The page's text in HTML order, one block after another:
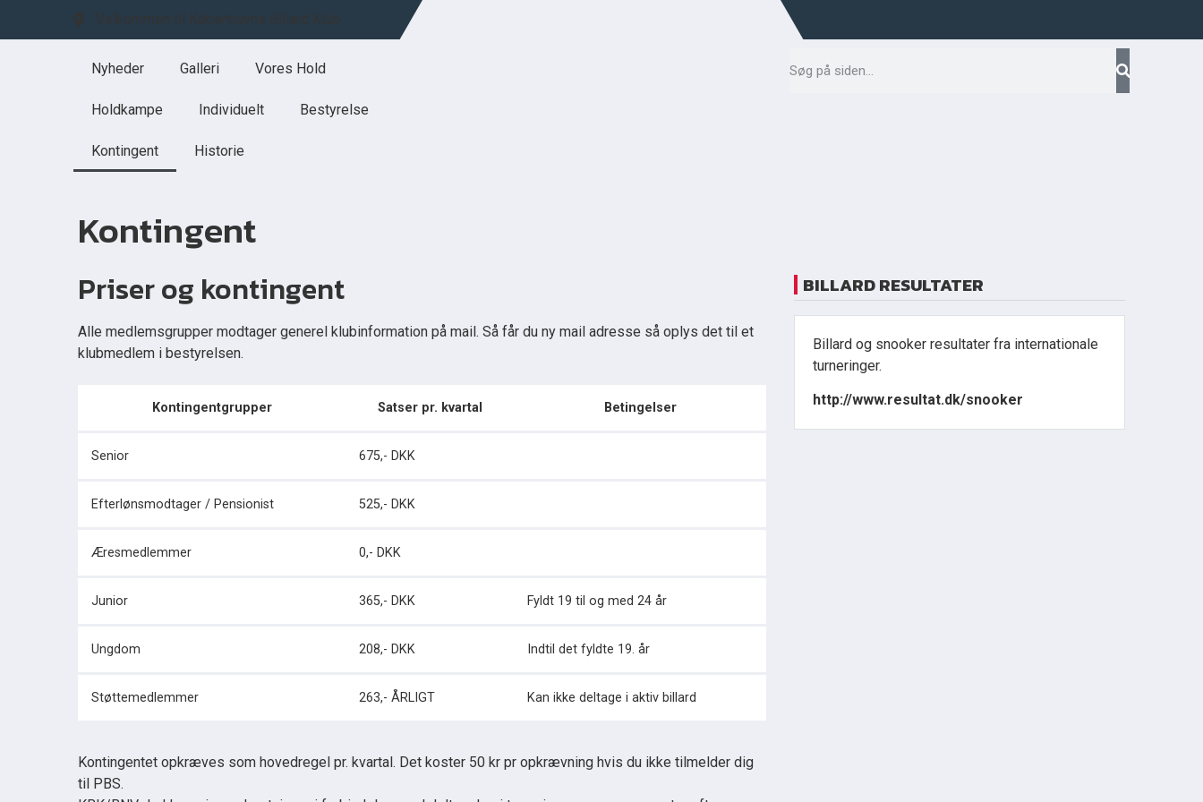
Nyheder Galleri Vores Hold
Holdkampe Individuelt Bestyrelse
Kontingent Historie
Kontingent
Priser og kontingent
Alle medlemsgrupper modtager generel klubinformation på mail. Så får du ny mail adresse så oplys det til et
klubmedlem i bestyrelsen.
Kontingentgrupper Satser pr. kvartal Betingelser
Senior 675,- DKK
Efterlønsmodtager / Pensionist 525,- DKK
Æresmedlemmer 0,- DKK
Junior 365,- DKK Fyldt 19 til og med 24 år
Ungdom 208,- DKK Indtil det fyldte 19. år
Støttemedlemmer 263,- ÅRLIGT Kan ikke deltage i aktiv billard
Kontingentet opkræves som hovedregel pr. kvartal. Det koster 50 kr pr opkrævning hvis du ikke tilmelder dig
til PBS.
BILLARD RESULTATER
Billard og snooker resultater fra internationale
turneringer.
http://www.resultat.dk/snooker